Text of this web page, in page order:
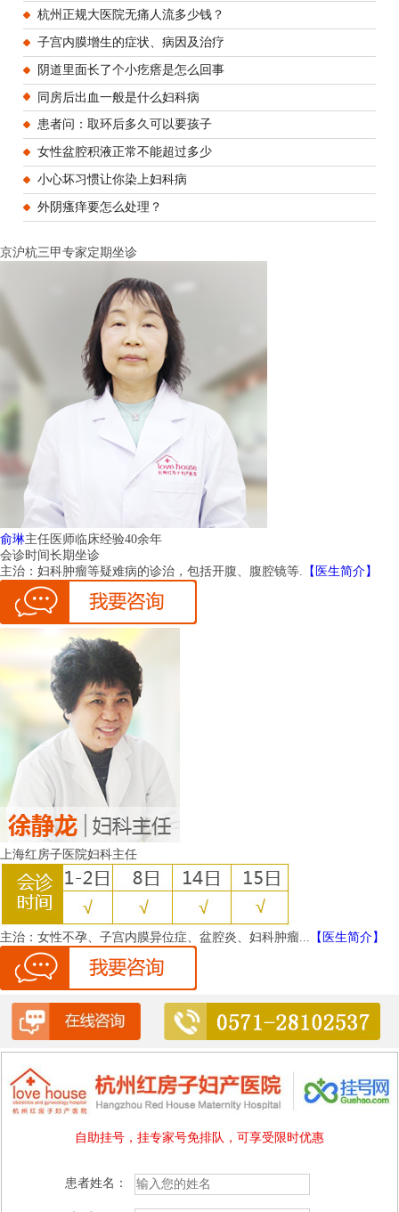
杭州正规大医院无痛人流多少钱？
子宫内膜增生的症状、病因及治疗
阴道里面长了个小疙瘩是怎么回事
同房后出血一般是什么妇科病
患者问：取环后多久可以要孩子
女性盆腔积液正常不能超过多少
小心坏习惯让你染上妇科病
外阴瘙痒要怎么处理？
京沪杭三甲专家定期坐诊
俞琳主任医师临床经验40余年
会诊时间长期坐诊
主治： 妇科肿瘤等疑难病的诊治，包括开腹、腹腔镜等. 【医生简介】
上海红房子医院妇科主任
主治： 女性不孕、子宫内膜异位症、盆腔炎、妇科肿瘤... 【医生简介】
自助挂号，挂专家号免排队，可享受限时优惠
患者姓名：